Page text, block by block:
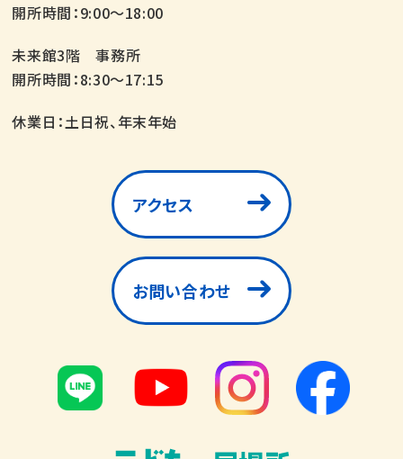
開所時間：9:00～18:00
未来館3階 事務所
開所時間：8:30～17:15
休業日：土日祝、年末年始
アクセス
お問い合わせ